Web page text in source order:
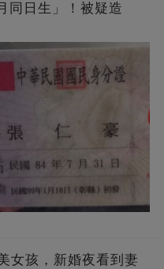
同日生」！被疑造
女孩，新婚夜看到妻